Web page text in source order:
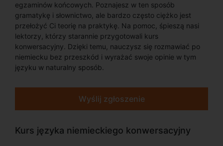
egzaminów końcowych. Poznajesz w ten sposób
gramatykę i słownictwo, ale bardzo często ciężko jest
przełożyć Ci teorię na praktykę. Na pomoc, śpieszą nasi
lektorzy, którzy starannie przygotowali kurs
konwersacyjny. Dzięki temu, nauczysz się rozmawiać po
niemiecku bez przeszkód i wyrażać swoje opinie w tym
języku w naturalny sposób.
Wyślij zgłoszenie
Kurs języka niemieckiego konwersacyjny